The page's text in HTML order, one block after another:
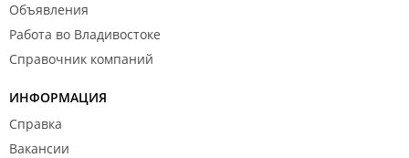
Объявления
Работа во Владивостоке
Справочник компаний
ИНФОРМАЦИЯ
Справка
Вакансии